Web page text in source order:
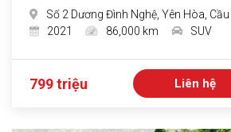
Số 2 Dương Đình Nghệ, Yên Hòa, Cầu
2021
86,000 km SUV
799 triệu Liên hệ